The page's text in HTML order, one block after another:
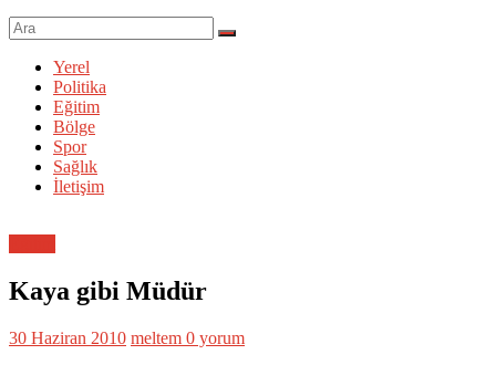
Yerel
Politika
Eğitim
Bölge
Spor
Sağlık
İletişim
Kaya gibi Müdür
30 Haziran 2010 meltem 0 yorum